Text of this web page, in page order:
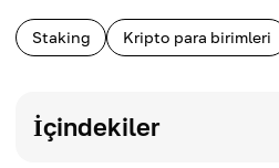
Staking Kripto para birimleri
İçindekiler